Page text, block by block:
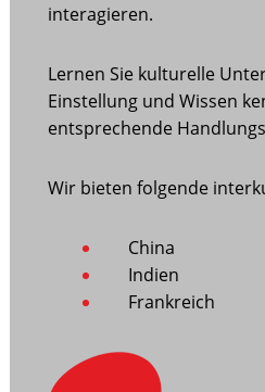
interagieren.
Lernen Sie kulturelle
Einstellung und Wissen
entsprechende
Wir bieten folgende
China
Indien
Frankreich